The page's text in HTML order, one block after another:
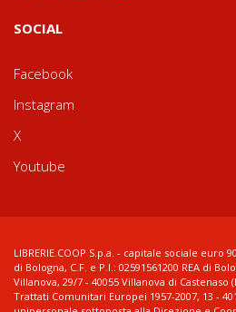
SOCIAL
Facebook
Instagram
X
Youtube
LIBRERIE.COOP S.p.a. - capitale sociale euro
di Bologna, C.F. e P.I.: 02591561200 REA di
Villanova, 29/7 - 40055 Villanova di Castenaso
Trattati Comunitari Europei 1957-2007, 13 -